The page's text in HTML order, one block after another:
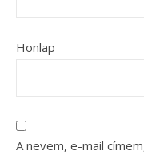
Honlap
A nevem, e-mail